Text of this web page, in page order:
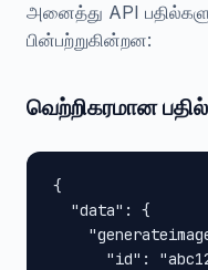
அனைத்து API
பின்பற்றுகின்றன:
வெற்றிகரமான பதில்
{
  "data": {
"id":